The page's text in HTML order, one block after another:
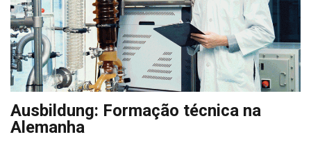
Ausbildung: Formação técnica na
Alemanha